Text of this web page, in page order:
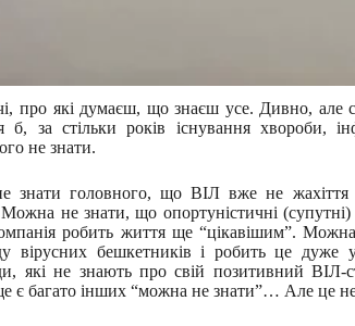
про які думаєш, що знаєш усе. Дивно, але
за стільки років існування хвороби,
не знати.
знати головного, що ВІЛ вже не
не знати, що опортуністичні (супутні)
робить життя ще “цікавішим”.
вірусних бешкетників і робить це
які не знають про свій позитивний ВІЛ-
є багато інших “можна не знати”… Але це